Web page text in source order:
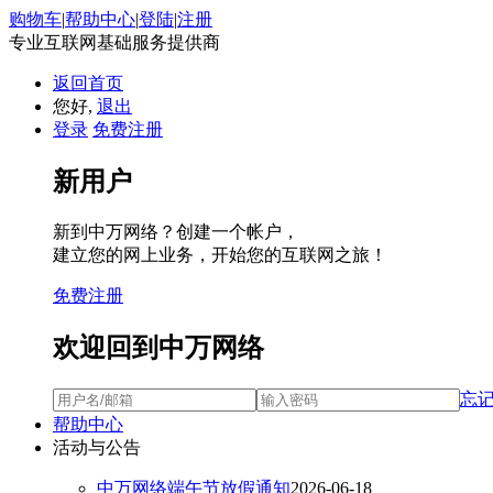
购物车|帮助中心|登陆|注册
专业互联网基础服务提供商
返回首页
您好, 退出
登录 免费注册
新用户
新到中万网络？创建一个帐户，
建立您的网上业务，开始您的互联网之旅！
免费注册
欢迎回到中万网络
忘
帮助中心
活动与公告
中万网络端午节放假通知2026-06-18